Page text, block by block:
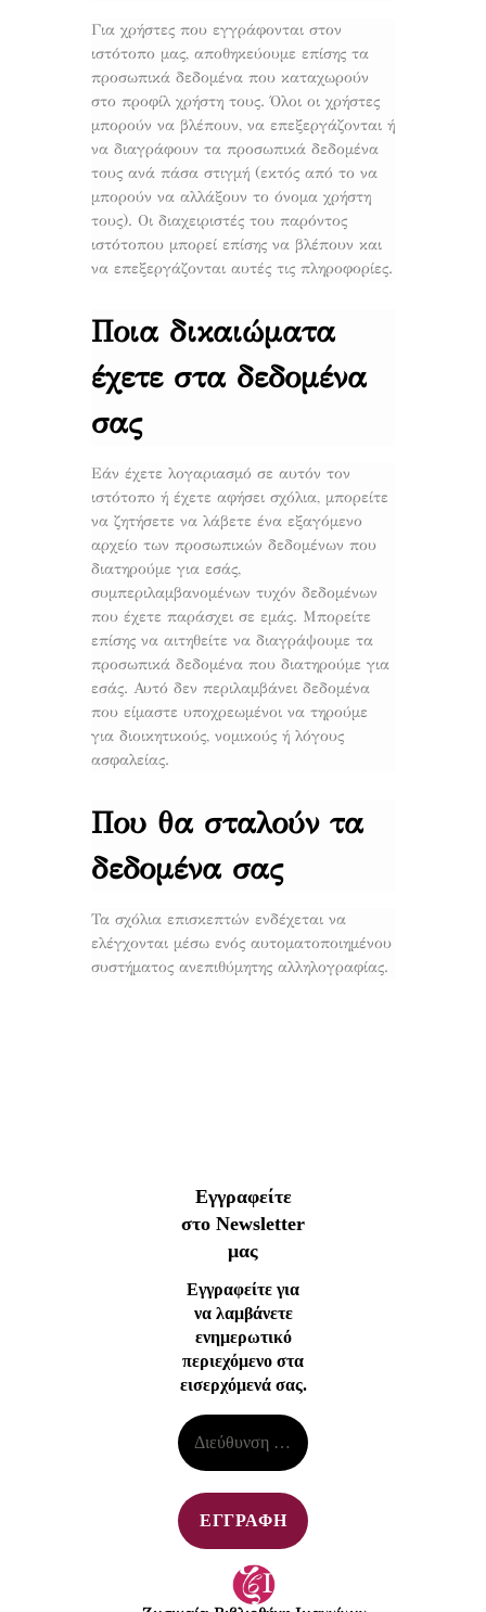
Για χρήστες που εγγράφονται στον
ιστότοπο μας, αποθηκεύουμε επίσης τα
προσωπικά δεδομένα που καταχωρούν
στο προφίλ χρήστη τους. Όλοι οι χρήστες
μπορούν να βλέπουν, να επεξεργάζονται ή
να διαγράφουν τα προσωπικά δεδομένα
τους ανά πάσα στιγμή (εκτός από το να
μπορούν να αλλάξουν το όνομα χρήστη
τους). Οι διαχειριστές του παρόντος
ιστότοπου μπορεί επίσης να βλέπουν και
να επεξεργάζονται αυτές τις πληροφορίες.
Ποια δικαιώματα
έχετε στα δεδομένα
σας
Εάν έχετε λογαριασμό σε αυτόν τον
ιστότοπο ή έχετε αφήσει σχόλια, μπορείτε
να ζητήσετε να λάβετε ένα εξαγόμενο
αρχείο των προσωπικών δεδομένων που
διατηρούμε για εσάς,
συμπεριλαμβανομένων τυχόν δεδομένων
που έχετε παράσχει σε εμάς. Μπορείτε
επίσης να αιτηθείτε να διαγράψουμε τα
προσωπικά δεδομένα που διατηρούμε για
εσάς. Αυτό δεν περιλαμβάνει δεδομένα
που είμαστε υποχρεωμένοι να τηρούμε
για διοικητικούς, νομικούς ή λόγους
ασφαλείας.
Που θα σταλούν τα
δεδομένα σας
Τα σχόλια επισκεπτών ενδέχεται να
ελέγχονται μέσω ενός αυτοματοποιημένου
συστήματος ανεπιθύμητης αλληλογραφίας.
Εγγραφείτε
στο Newsletter
μας
Εγγραφείτε για
να λαμβάνετε
ενημερωτικό
περιεχόμενο στα
εισερχόμενά σας.